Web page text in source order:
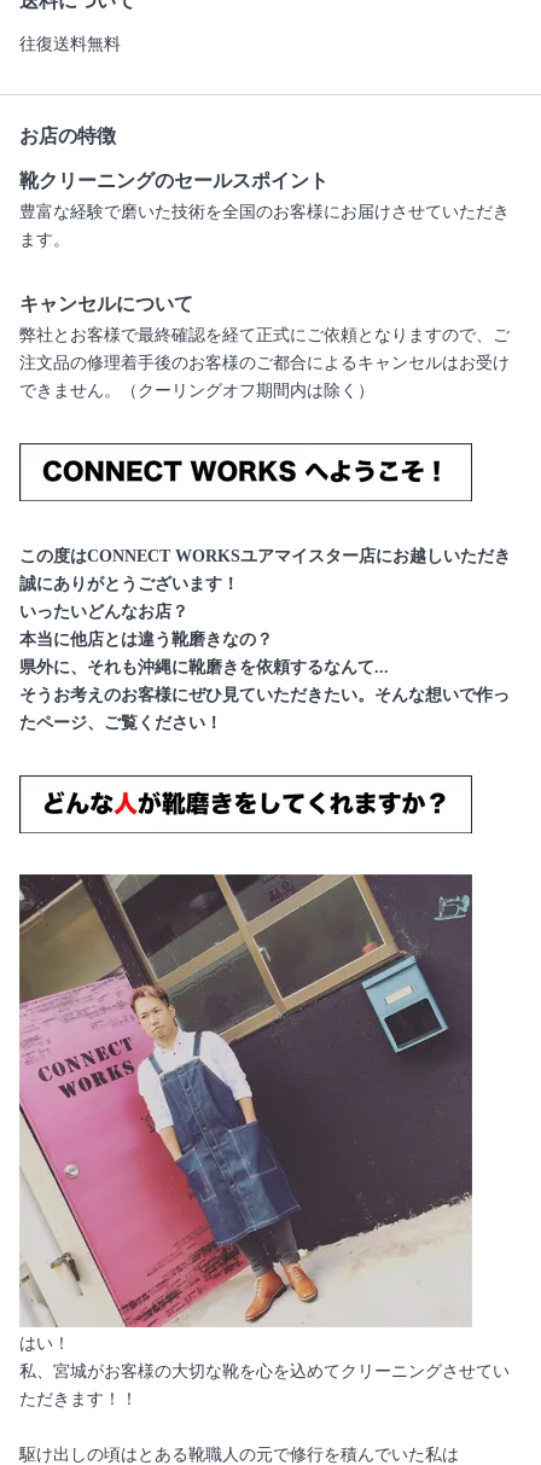
往復送料無料
お店の特徴
靴クリーニングのセールスポイント
豊富な経験で磨いた技術を全国のお客様にお届けさせていただき
ます。
キャンセルについて
弊社とお客様で最終確認を経て正式にご依頼となりますので、ご
注文品の修理着手後のお客様のご都合によるキャンセルはお受け
できません。（クーリングオフ期間内は除く）
この度はCONNECT WORKSユアマイスター店にお越しいただき
誠にありがとうございます！
いったいどんなお店？
本当に他店とは違う靴磨きなの？
県外に、それも沖縄に靴磨きを依頼するなんて...
そうお考えのお客様にぜひ見ていただきたい。そんな想いで作っ
たページ、ご覧ください！
はい！
私、宮城がお客様の大切な靴を心を込めてクリーニングさせてい
ただきます！！
駆け出しの頃はとある靴職人の元で修行を積んでいた私は